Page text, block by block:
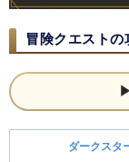
冒険クエストの
ダークスタ